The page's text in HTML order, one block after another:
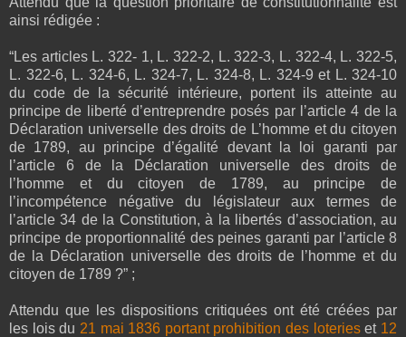
ainsi rédigée :
“Les articles L. 322- 1, L. 322-2, L. 322-3, L. 322-4, L. 322-5,
L. 322-6, L. 324-6, L. 324-7, L. 324-8, L. 324-9 et L. 324-10
du code de la sécurité intérieure, portent ils atteinte au
principe de liberté d’entreprendre posés par l’article 4 de la
Déclaration universelle des droits de L’homme et du citoyen
de 1789, au principe d’égalité devant la loi garanti par
l’article 6 de la Déclaration universelle des droits de
l’homme et du citoyen de 1789, au principe de
l’incompétence négative du législateur aux termes de
l’article 34 de la Constitution, à la libertés d’association, au
principe de proportionnalité des peines garanti par l’article 8
de la Déclaration universelle des droits de l’homme et du
citoyen de 1789 ?” ;
Attendu que les dispositions critiquées ont été créées par
les lois du 21 mai 1836 portant prohibition des loterieset 12